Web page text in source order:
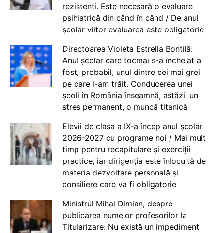
rezistenți. Este necesară o evaluare
psihiatrică din când în când / De anul
școlar viitor evaluarea este obligatorie
Directoarea Violeta Estrella Bontilă:
Anul școlar care tocmai s-a încheiat a
fost, probabil, unul dintre cei mai grei
pe care i-am trăit. Conducerea unei
școli în România înseamnă, astăzi, un
stres permanent, o muncă titanică
Elevii de clasa a IX-a încep anul școlar
2026-2027 cu programe noi / Mai mult
timp pentru recapitulare și exerciții
practice, iar dirigenția este înlocuită de
materia dezvoltare personală și
consiliere care va fi obligatorie
Ministrul Mihai Dimian, despre
publicarea numelor profesorilor la
Titularizare: Nu există un impediment